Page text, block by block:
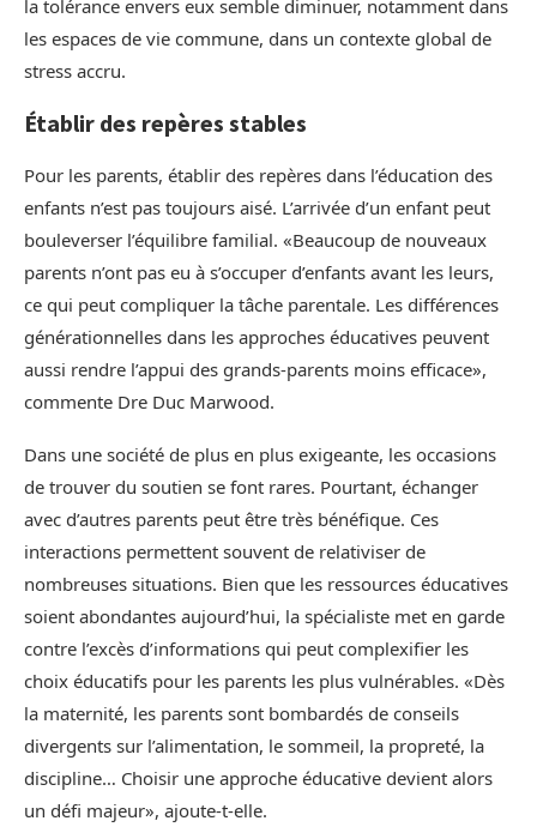
la tolérance envers eux semble diminuer, notamment dans
les espaces de vie commune, dans un contexte global de
stress accru.
Établir des repères stables
Pour les parents, établir des repères dans l’éducation des
enfants n’est pas toujours aisé. L’arrivée d’un enfant peut
bouleverser l’équilibre familial. «Beaucoup de nouveaux
parents n’ont pas eu à s’occuper d’enfants avant les leurs,
ce qui peut compliquer la tâche parentale. Les différences
générationnelles dans les approches éducatives peuvent
aussi rendre l’appui des grands-parents moins efficace»,
commente Dre Duc Marwood.
Dans une société de plus en plus exigeante, les occasions
de trouver du soutien se font rares. Pourtant, échanger
avec d’autres parents peut être très bénéfique. Ces
interactions permettent souvent de relativiser de
nombreuses situations. Bien que les ressources éducatives
soient abondantes aujourd’hui, la spécialiste met en garde
contre l’excès d’informations qui peut complexifier les
choix éducatifs pour les parents les plus vulnérables. «Dès
la maternité, les parents sont bombardés de conseils
divergents sur l’alimentation, le sommeil, la propreté, la
discipline… Choisir une approche éducative devient alors
un défi majeur», ajoute-t-elle.